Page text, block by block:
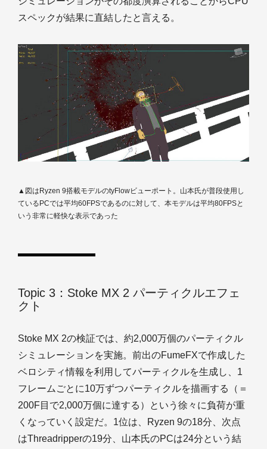
スペックが結果に直結したと言える。
▲図はRyzen 9搭載モデルのtyFlowビューポート。山本氏が普段使用し
ているPCでは平均60FPSであるのに対して、本モデルは平均80FPSと
いう非常に軽快な表示であった
Topic 3：Stoke MX 2 パーティクルエフェ
クト
Stoke MX 2の検証では、約2,000万個のパーティクル
シミュレーションを実施。前出のFumeFXで作成した
ベロシティ情報を利用してパーティクルを生成し、1
フレームごとに10万ずつパーティクルを描画する（＝
200F目で2,000万個に達する）という徐々に負荷が重
くなっていく設定だ。1位は、Ryzen 9の18分、次点
はThreadripperの19分、山本氏のPCは24分という結